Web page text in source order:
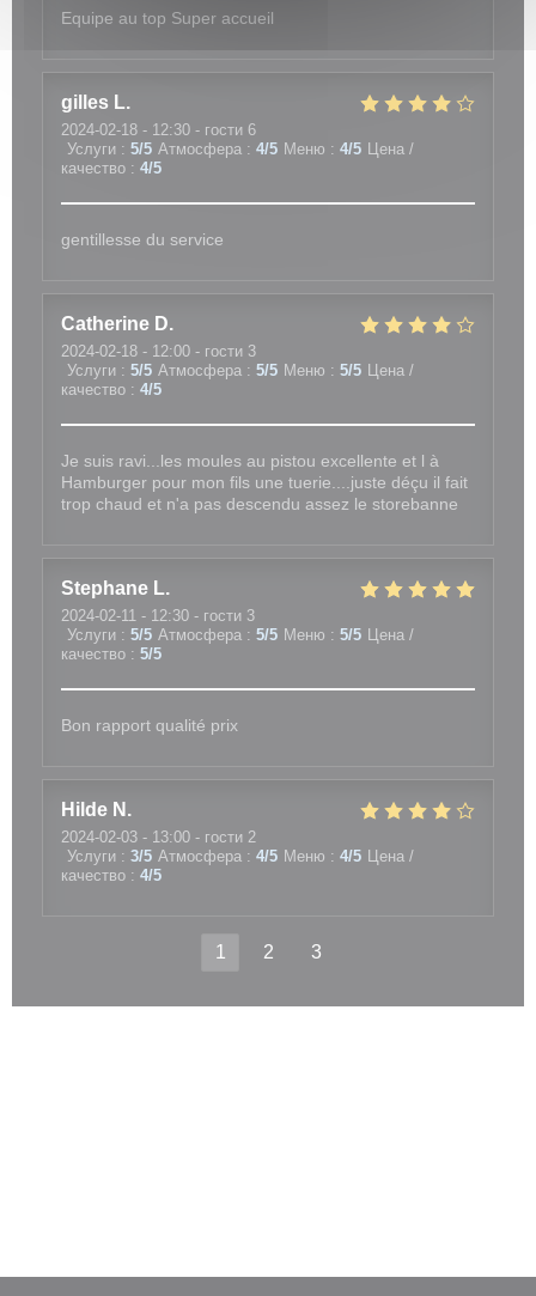
Equipe au top Super accueil
gilles L
2024-02-18 - 12:30 - гости 6
Услуги : 5/5 Атмосфера : 4/5 Меню : 4/5 Цена /
качество : 4/5
gentillesse du service
Catherine D
2024-02-18 - 12:00 - гости 3
Услуги : 5/5 Атмосфера : 5/5 Меню : 5/5 Цена /
качество : 4/5
Je suis ravi...les moules au pistou excellente et l à
Hamburger pour mon fils une tuerie....juste déçu il fait
trop chaud et n'a pas descendu assez le storebanne
Stephane L
2024-02-11 - 12:30 - гости 3
Услуги : 5/5 Атмосфера : 5/5 Меню : 5/5 Цена /
качество : 5/5
Bon rapport qualité prix
Hilde N
2024-02-03 - 13:00 - гости 2
Услуги : 3/5 Атмосфера : 4/5 Меню : 4/5 Цена /
качество : 4/5
1 2 3